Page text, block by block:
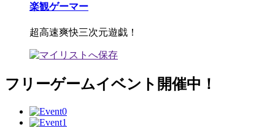
楽観ゲーマー
超高速爽快三次元遊戯！
フリーゲームイベント開催中！